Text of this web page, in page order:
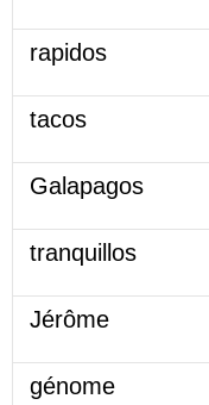
rapidos
tacos
Galapagos
tranquillos
Jérôme
génome